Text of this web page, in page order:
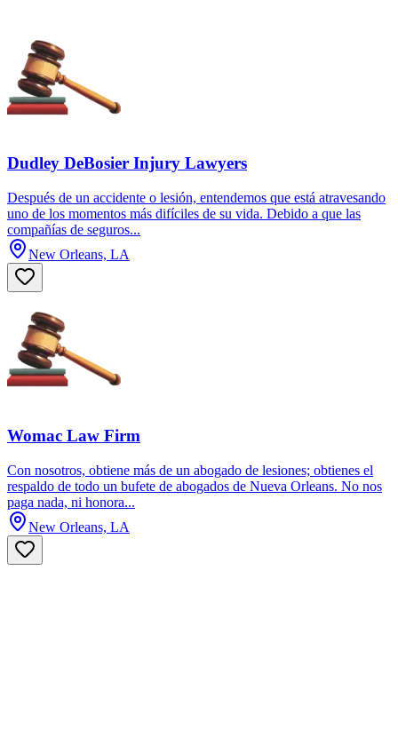
Dudley DeBosier Injury Lawyers
Después de un accidente o lesión, entendemos que está atravesando
uno de los momentos más difíciles de su vida. Debido a que las
compañías de seguros...
New Orleans, LA
Womac Law Firm
Con nosotros, obtiene más de un abogado de lesiones; obtienes el
respaldo de todo un bufete de abogados de Nueva Orleans. No nos
paga nada, ni honora...
New Orleans, LA